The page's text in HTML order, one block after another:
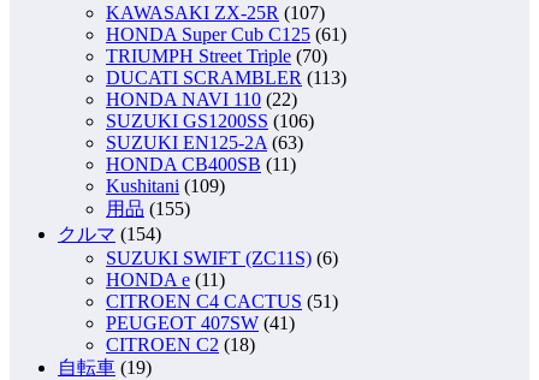
KAWASAKI ZX-25R (107)
HONDA Super Cub C125 (61)
TRIUMPH Street Triple (70)
DUCATI SCRAMBLER (113)
HONDA NAVI 110 (22)
SUZUKI GS1200SS (106)
SUZUKI EN125-2A (63)
HONDA CB400SB (11)
Kushitani (109)
用品 (155)
クルマ (154)
SUZUKI SWIFT (ZC11S) (6)
HONDA e (11)
CITROEN C4 CACTUS (51)
PEUGEOT 407SW (41)
CITROEN C2 (18)
自転車 (19)